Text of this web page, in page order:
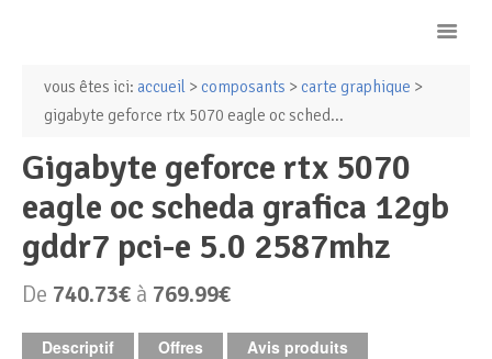
Ordinateurs & Tablettes
PC de bureau
PC portable
Alimentation PC
Périphériques & Réseaux
vous êtes ici: accueil > composants > carte graphique >
gigabyte geforce rtx 5070 eagle oc sched...
gigabyte geforce rtx 5070
eagle oc scheda grafica 12gb
gddr7 pci-e 5.0 2587mhz
De 740.73€ à 769.99€
Descriptif Offres Avis produits